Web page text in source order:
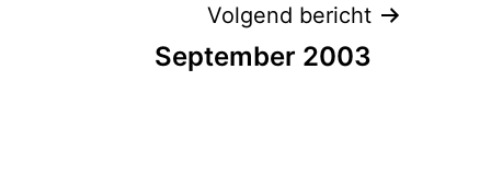
Volgend bericht
September 2003